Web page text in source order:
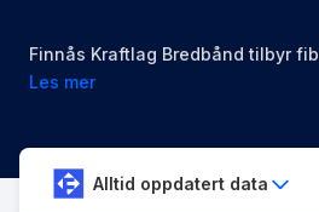
Finnås Kraftlag Bredbånd tilbyr
mbps i nedlastning og
Les mer
Alltid oppdatert data